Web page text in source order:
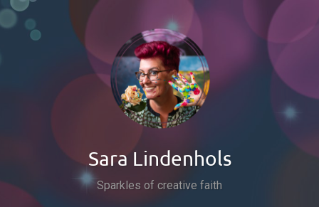
Naar
inhoud
Zoeken
Sara Lindenhols
Sparkles of creative faith